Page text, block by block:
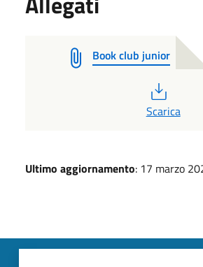
Book club junior
PDF
Scarica
Ultimo aggiornamento: 17 marzo